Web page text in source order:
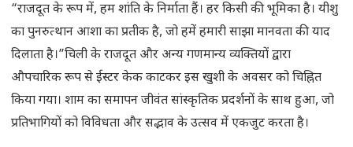
“राजदूत के रूप में, हम शांति के निर्माता हैं। हर किसी की भूमिका है। यीशु
का पुनरुत्थान आशा का प्रतीक है, जो हमें हमारी साझा मानवता की याद
दिलाता है।”चिली के राजदूत और अन्य गणमान्य व्यक्तियों द्वारा
औपचारिक रूप से ईस्टर केक काटकर इस खुशी के अवसर को चिह्नित
किया गया। शाम का समापन जीवंत सांस्कृतिक प्रदर्शनों के साथ हुआ, जो
प्रतिभागियों को विविधता और सद्भाव के उत्सव में एकजुट करता है।